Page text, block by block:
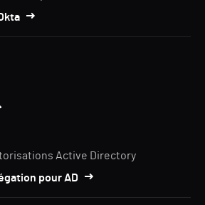
Active Directory
pour AD